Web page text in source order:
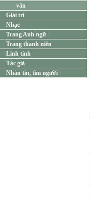
văn
Giải trí
Nhạc
Trang Anh ngữ
Trang thanh niên
Linh tinh
Tác giả
Nhắn tin, tìm người